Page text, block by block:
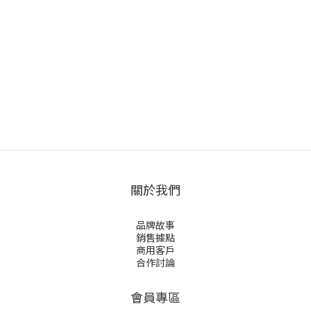
關於我們
品牌故事
銷售據點
商用客戶
合作討論
會員專區